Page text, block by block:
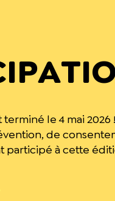
le 4 mai 2026
de
participé à cette